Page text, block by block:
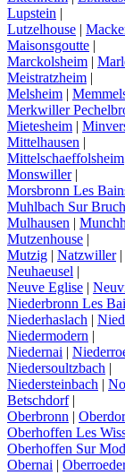
Lupstein |
Lutzelhouse |
Maisonsgoutte |
Marckolsheim |
Meistratzheim |
Melsheim |
Merkwiller
Mietesheim |
Mittelhausen |
Mittelschaeffolsheim
Monswiller |
Morsbronn Les
Muhlbach Sur
Mulhausen |
Mutzenhouse |
Mutzig | Natzwiller |
Neuhaeusel |
Neuve Eglise |
Niederbronn Les
Niederhaslach |
Niedermodern |
Niedernai |
Niedersoultzbach |
Niedersteinbach |
Betschdorf |
Oberbronn |
Oberhoffen Les
Oberhoffen Sur
Obernai |